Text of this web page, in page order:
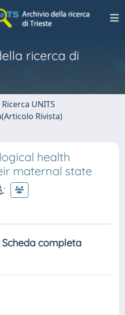
ricerca di
UNITS
Rivista)
health
maternal state
;
Scheda completa